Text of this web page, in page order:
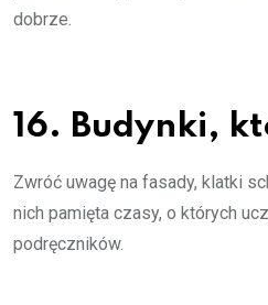
dobrze.
16. Budynki,
Zwróć uwagę na fasady, klatki
nich pamięta czasy, o których
podręczników.